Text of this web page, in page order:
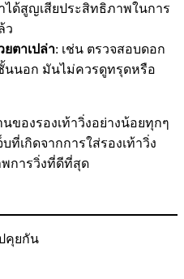
ด้สูญเสียประสิทธิภาพในการ
ว
ตาเปล่า: เช่น ตรวจสอบดอก
นนอก มันไม่ควรดูทรุดหรือ
ของรองเท้าวิ่งอย่างน้อยทุกๆ
ที่เกิดจากการใส่รองเท้าวิ่ง
การวิ่งที่ดีที่สุด
คุยกัน